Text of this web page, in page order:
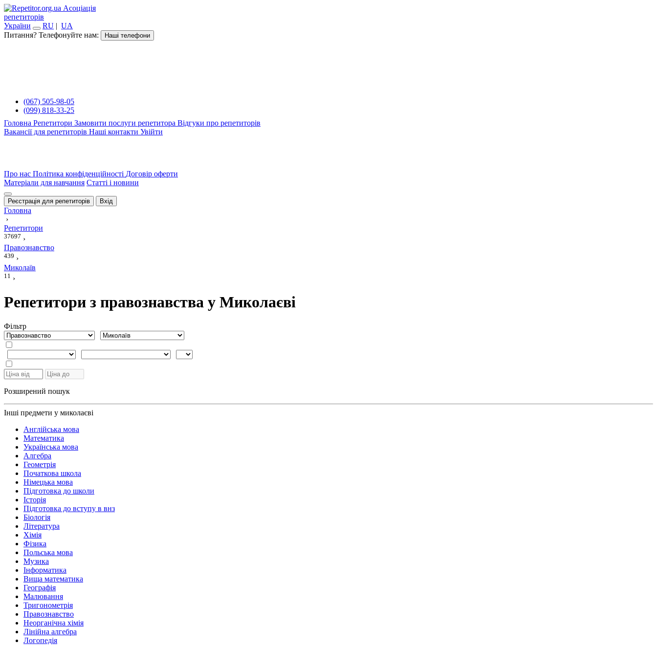
Асоціація
репетиторів
України
RU | UA
Питання? Телефонуйте нам:
Наші телефони
(067) 505-98-05
(099) 818-33-25
Головна Репетитори Замовити послуги репетитора Відгуки про репетиторів
Вакансії для репетиторів Наші контакти Увійти
Про нас Політика конфіденційності Договір оферти
Матеріали для навчання Статті і новини
Реєстрація для репетиторів Вхід
Головна
›
Репетитори
37697 ›
Правознавство
439 ›
Миколаїв
11 ›
Репетитори з правознавства у Миколаєві
Фiльтр
Розширений пошук
Інші предмети у миколаєві
Англійська мова
Математика
Українська мова
Алгебра
Геометрія
Початкова школа
Німецька мова
Підготовка до школи
Історія
Підготовка до вступу в внз
Біологія
Література
Хімія
Фізика
Польська мова
Музика
Інформатика
Вища математика
Географія
Малювання
Тригонометрія
Правознавство
Неорганічна хімія
Лінійна алгебра
Логопедія